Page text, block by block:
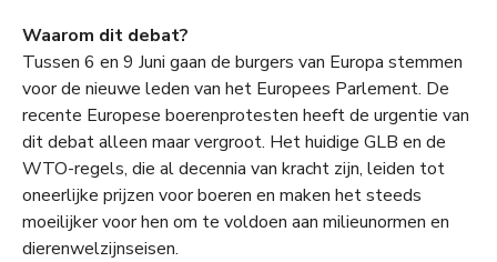
Waarom dit debat?
Tussen 6 en 9 Juni gaan de burgers van Europa stemmen
voor de nieuwe leden van het Europees Parlement. De
recente Europese boerenprotesten heeft de urgentie van
dit debat alleen maar vergroot. Het huidige GLB en de
WTO-regels, die al decennia van kracht zijn, leiden tot
oneerlijke prijzen voor boeren en maken het steeds
moeilijker voor hen om te voldoen aan milieunormen en
dierenwelzijnseisen.